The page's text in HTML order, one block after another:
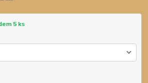
5 ks